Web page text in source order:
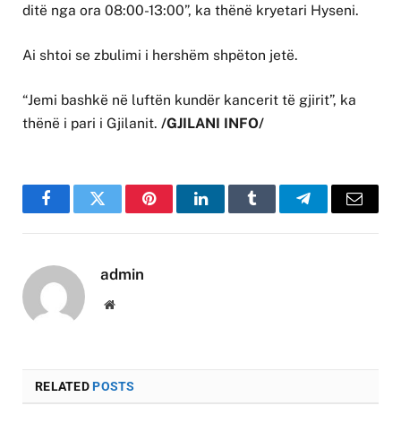
ditë nga ora 08:00-13:00”, ka thënë kryetari Hyseni.
Ai shtoi se zbulimi i hershëm shpëton jetë.
“Jemi bashkë në luftën kundër kancerit të gjirit”, ka
thënë i pari i Gjilanit. /GJILANI INFO/
FacebookTwitter PinterestLinkedInTumblr TelegramEmail
admin
Website
RELATEDPOSTS